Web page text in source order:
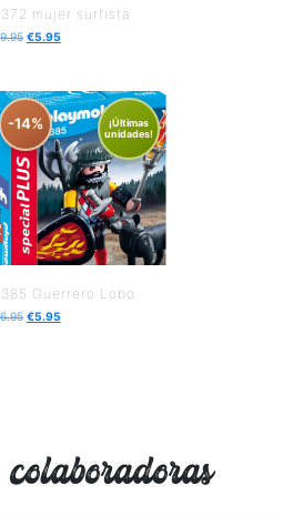
mujer surfista
9.95 €5.95
-14%
¡Últimas
unidades!
Guerrero Lobo
6.95 €5.95